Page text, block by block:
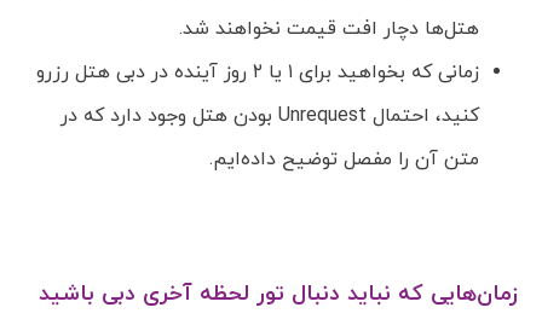
هتل‌ها دچار افت قیمت نخواهند شد.
زمانی که بخواهید برای ۱ یا ۲ روز آینده در دبی هتل رزرو
کنید، احتمال Unrequest بودن هتل وجود دارد که در
متن آن را مفصل توضیح داده‌ایم.
زمان‌هایی که نباید دنبال تور لحظه آخری دبی باشید